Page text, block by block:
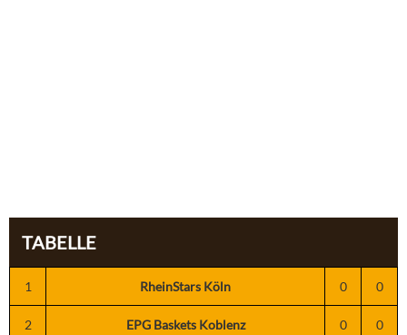
TABELLE
1 RheinStars Köln 0 0
2 EPG Baskets Koblenz 0 0